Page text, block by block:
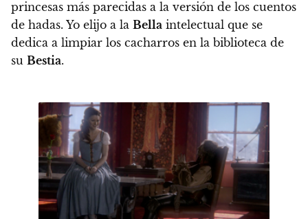
princesas más parecidas a la versión de los cuentos
de hadas. Yo elijo a la Bella intelectual que se
dedica a limpiar los cacharros en la biblioteca de
su Bestia.